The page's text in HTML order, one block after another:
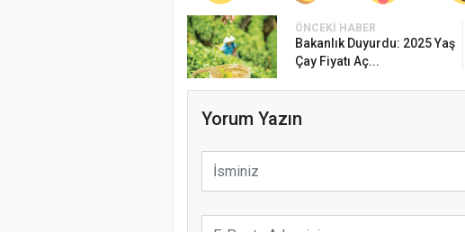
ÖNCEKI HABER
Bakanlık Duyurdu: 2025 Yaş
Çay Fiyatı Aç...
Yorum Yazın